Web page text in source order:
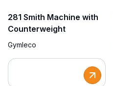
281 Smith Machine with
Counterweight
Gymleco